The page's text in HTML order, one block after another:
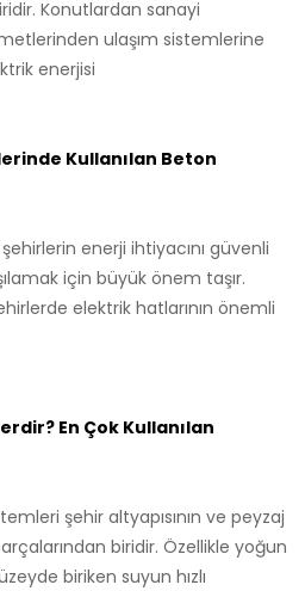
Konutlardan sanayi
ulaşım sistemlerine
enerjisi
Kullanılan Beton
enerji ihtiyacını güvenli
için büyük önem taşır.
elektrik hatlarının önemli
En Çok Kullanılan
şehir altyapısının ve peyzaj
biridir. Özellikle yoğun
biriken suyun hızlı